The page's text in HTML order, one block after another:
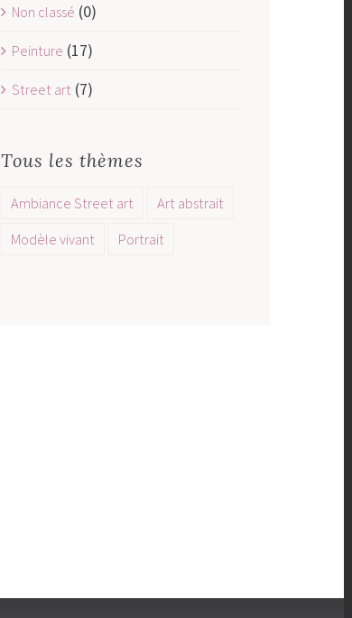
Non classé (0)
Peinture (17)
Street art (7)
Tous les thèmes
Ambiance Street art
Art abstrait
Modèle vivant
Portrait